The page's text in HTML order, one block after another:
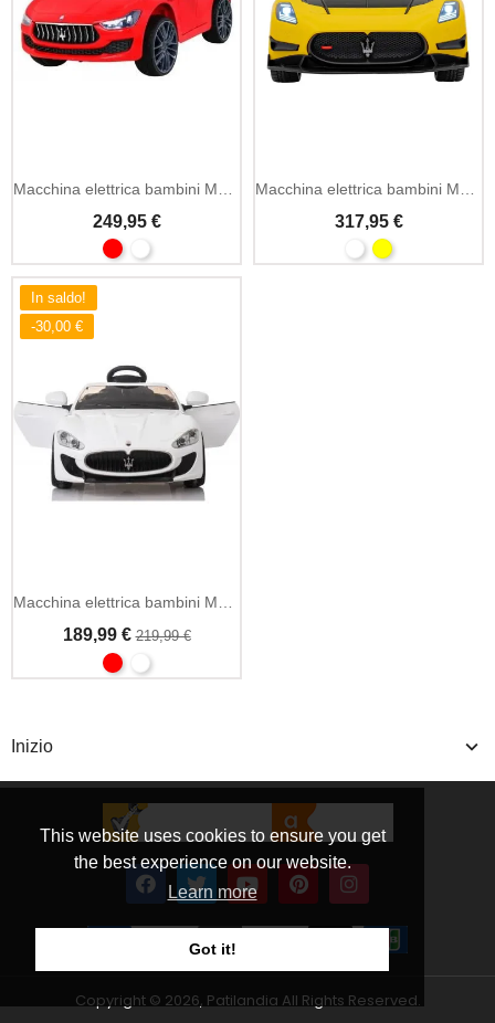
This website uses cookies to ensure you get
the best experience on our website.
Learn more
Got it!
Inizio
249,95 € 317,95 €
In saldo!
-30,00 €
189,99 €219,99 €
Copyright © 2026, Patilandia All Rights Reserved.